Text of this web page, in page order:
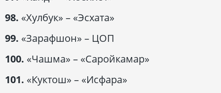
98. «Хулбук» – «Эсхата»
99. «Зарафшон» – ЦОП
100. «Чашма» – «Саройкамар»
101. «Куктош» – «Исфара»